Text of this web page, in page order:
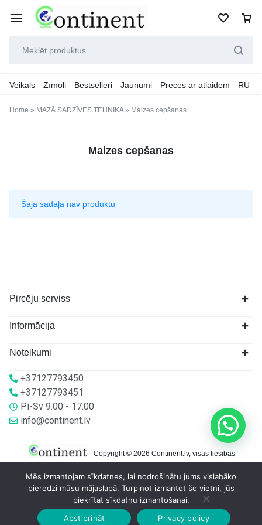
Veikals Zīmoli Bestselleri Jaunumi Preces ar atlaidēm RU
Home » MAZĀ SADZĪVES TEHNIKA» Maizes cepšanas
Maizes cepšanas
Šajā sadaļā nav produktu
Pircēju serviss
Informācija
Noteikumi
+37127793450
+37127793451
Pi-Sv 9.00 - 17.00
info@continent.lv
Copyright © 2026 Continent.lv, visas tiesības
Sākumlapa Veikalā Grozs
Mēs izmantojam sīkdatnes, lai nodrošinātu jums vislabāko
pieredzi mūsu mājaslapā. Turpinot izmantot šo vietni, jūs
piekrītat sīkdatņu izmantošanai.
Apstiprināt
Privacy policy